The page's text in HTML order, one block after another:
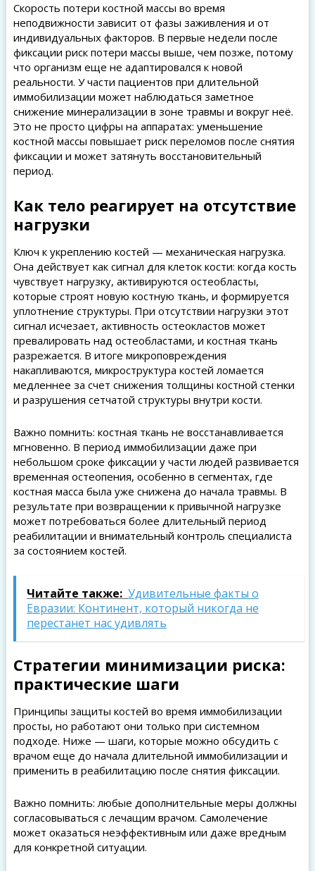
Скорость потери костной массы во время
неподвижности зависит от фазы заживления и от
индивидуальных факторов. В первые недели после
фиксации риск потери массы выше, чем позже, потому
что организм еще не адаптировался к новой
реальности. У части пациентов при длительной
иммобилизации может наблюдаться заметное
снижение минерализации в зоне травмы и вокруг неё.
Это не просто цифры на аппаратах: уменьшение
костной массы повышает риск переломов после снятия
фиксации и может затянуть восстановительный
период.
Как тело реагирует на отсутствие
нагрузки
Ключ к укреплению костей — механическая нагрузка.
Она действует как сигнал для клеток кости: когда кость
чувствует нагрузку, активируются остеобласты,
которые строят новую костную ткань, и формируется
уплотнение структуры. При отсутствии нагрузки этот
сигнал исчезает, активность остеокластов может
превалировать над остеобластами, и костная ткань
разрежается. В итоге микроповреждения
накапливаются, микроструктура костей ломается
медленнее за счет снижения толщины костной стенки
и разрушения сетчатой структуры внутри кости.
Важно помнить: костная ткань не восстанавливается
мгновенно. В период иммобилизации даже при
небольшом сроке фиксации у части людей развивается
временная остеопения, особенно в сегментах, где
костная масса была уже снижена до начала травмы. В
результате при возвращении к привычной нагрузке
может потребоваться более длительный период
реабилитации и внимательный контроль специалиста
за состоянием костей.
Читайте также: Удивительные факты о
Евразии: Континент, который никогда не
перестанет нас удивлять
Стратегии минимизации риска:
практические шаги
Принципы защиты костей во время иммобилизации
просты, но работают они только при системном
подходе. Ниже — шаги, которые можно обсудить с
врачом еще до начала длительной иммобилизации и
применить в реабилитацию после снятия фиксации.
Важно помнить: любые дополнительные меры должны
согласовываться с лечащим врачом. Самолечение
может оказаться неэффективным или даже вредным
для конкретной ситуации.